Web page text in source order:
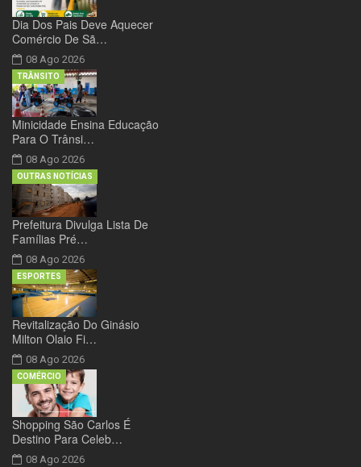
Dia Dos Pais Deve Aquecer
Comércio De Sã…
08 Ago 2026
Minicidade Ensina Educação
Para O Trânsi…
08 Ago 2026
TRÂNSITO
Prefeitura Divulga Lista De
Famílias Pré…
08 Ago 2026
OUTRAS NOTÍCIAS
Revitalização Do Ginásio
Milton Olaio Fi…
08 Ago 2026
ESPORTES
Shopping São Carlos É
Destino Para Celeb…
08 Ago 2026
COMÉRCIO